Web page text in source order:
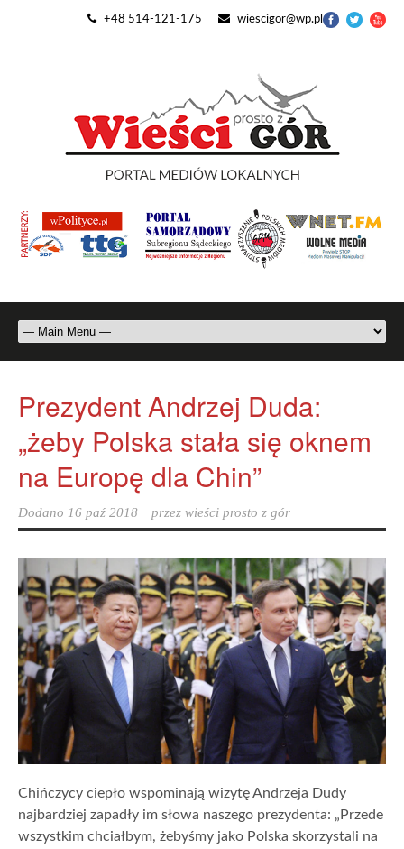
+48 514-121-175 wiescigor@wp.pl
Prezydent Andrzej Duda:
„żeby Polska stała się oknem
na Europę dla Chin”
Dodano 16 paź 2018 przez wieści prosto z gór
Chińczycy ciepło wspominają wizytę Andrzeja Dudy
najbardziej zapadły im słowa naszego prezydenta: „Przede
wszystkim chciałbym, żebyśmy jako Polska skorzystali na